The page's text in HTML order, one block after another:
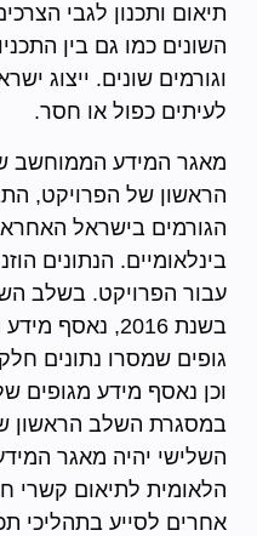
תיאום ותכנון לגבי
השונים כמו גם בין
וגורמים שונים. ייצוג
לעיתים כפול או חסר.
מאגר המידע הממוחשב
הראשון של הפרויקט,
הגורמים בישראל
בינלאומיים. הנתונים
עבור הפרויקט. בשלב
בשנת 2016,
גופים שמסרו נתונים
וכן נאסף מידע מגופים
במסגרת השלב הראשון
השלישי יהיה מאגר
הלאומית לתיאום קשרי
אחרים לסייע בתהליכי